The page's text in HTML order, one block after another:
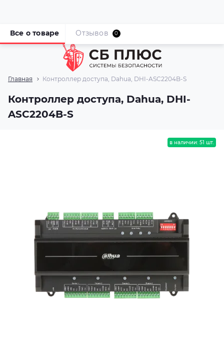
Главная Контроллер доступа, Dahua, DHI-ASC2204B-S
Контроллер доступа, Dahua, DHI-
ASC2204B-S
Все о товаре Отзывов 0
в наличии: 51 шт.